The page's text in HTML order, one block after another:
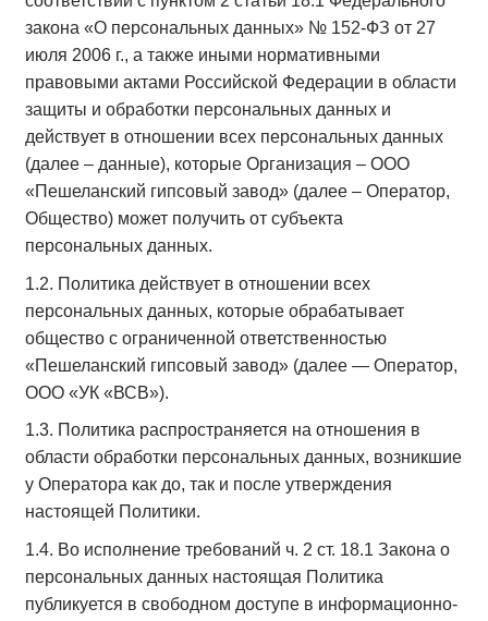
закона «О персональных данных» № 152-ФЗ от 27
июля 2006 г., а также иными нормативными
правовыми актами Российской Федерации в области
защиты и обработки персональных данных и
действует в отношении всех персональных данных
(далее – данные), которые Организация – ООО
«Пешеланский гипсовый завод» (далее – Оператор,
Общество) может получить от субъекта
персональных данных.
1.2. Политика действует в отношении всех
персональных данных, которые обрабатывает
общество с ограниченной ответственностью
«Пешеланский гипсовый завод» (далее — Оператор,
ООО «УК «ВСВ»).
1.3. Политика распространяется на отношения в
области обработки персональных данных, возникшие
у Оператора как до, так и после утверждения
настоящей Политики.
1.4. Во исполнение требований ч. 2 ст. 18.1 Закона о
персональных данных настоящая Политика
публикуется в свободном доступе в информационно-